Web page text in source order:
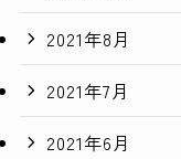
2021年8月
2021年7月
2021年6月